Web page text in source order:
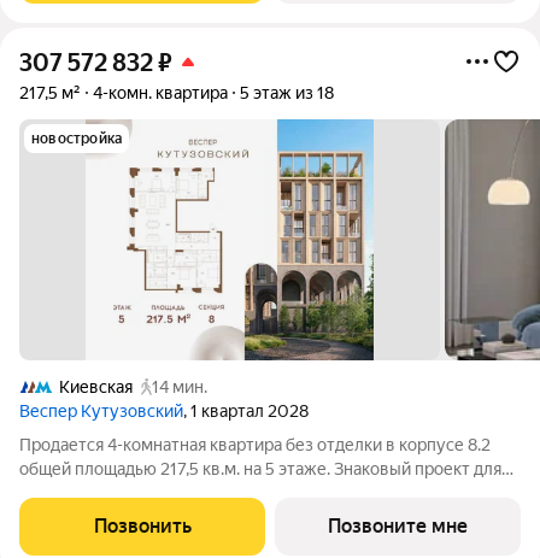
307 572 832₽
217,5 м² 4-комн. квартира 5 этаж из 18
новостройка
Киевская
14 мин.
Веспер Кутузовский, 1 квартал 2028
Продается 4-комнатная квартира без отделки в корпусе 8.2
общей площадью 217,5 кв.м. на 5 этаже. Знаковый проект для
площадью 3,7 га расположен на Кутузовском проспекте и
воплощает новую
Позвонить Позвоните мне